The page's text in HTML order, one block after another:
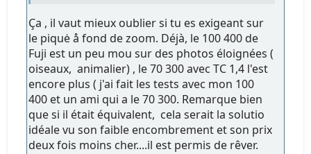
Ça , il vaut mieux oublier si tu es exigeant sur
le piquė å fond de zoom. Déjà, le 100 400 de
Fuji est un peu mou sur des photos éloignées (
oiseaux, animalier) , le 70 300 avec TC 1,4 l'est
encore plus ( j'ai fait les tests avec mon 100
400 et un ami qui a le 70 300. Remarque bien
que si il était équivalent, cela serait la solutio
idéale vu son faible encombrement et son prix
deux fois moins cher....il est permis de rêver.